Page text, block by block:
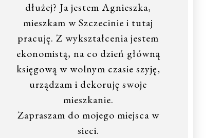
dłużej? Ja jestem Agnieszka,
mieszkam w Szczecinie i tutaj
pracuję. Z wykształcenia jestem
ekonomistą, na co dzień główną
księgową w wolnym czasie szyję,
urządzam i dekoruję swoje
mieszkanie.
Zapraszam do mojego miejsca w
sieci.